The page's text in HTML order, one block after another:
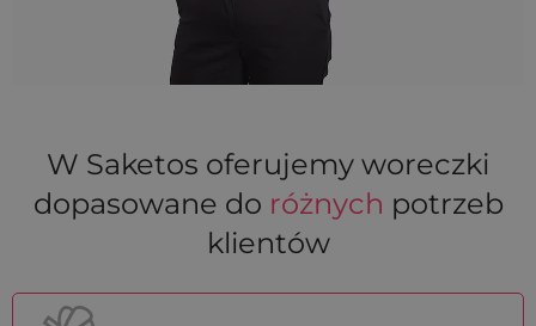
W Saketos oferujemy woreczki
dopasowane do różnych potrzeb
klientów